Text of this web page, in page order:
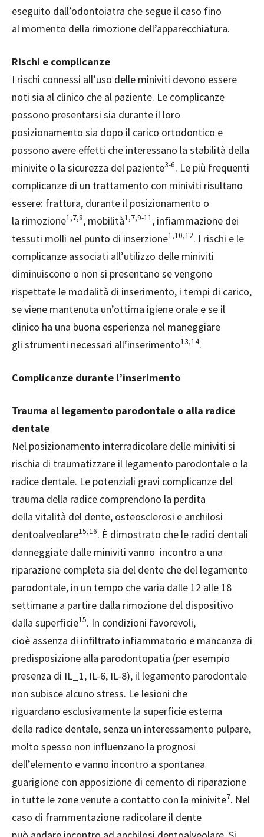
eseguito dall’odontoiatra che segue il caso fino
al momento della rimozione dell’apparecchiatura.
Rischi e complicanze
I rischi connessi all’uso delle miniviti devono essere
noti sia al clinico che al paziente. Le complicanze
possono presentarsi sia durante il loro
posizionamento sia dopo il carico ortodontico e
possono avere effetti che interessano la stabilità della
minivite o la sicurezza del paziente3-6. Le più frequenti
complicanze di un trattamento con miniviti risultano
essere: frattura, durante il posizionamento o
la rimozione1,7,8, mobilità1,7,9-11, infiammazione dei
tessuti molli nel punto di inserzione1,10,12. I rischi e le
complicanze associati all’utilizzo delle miniviti
diminuiscono o non si presentano se vengono
rispettate le modalità di inserimento, i tempi di carico,
se viene mantenuta un’ottima igiene orale e se il
clinico ha una buona esperienza nel maneggiare
gli strumenti necessari all’inserimento13,14.
Complicanze durante l’inserimento
Trauma al legamento parodontale o alla radice
dentale
Nel posizionamento interradicolare delle miniviti si
rischia di traumatizzare il legamento parodontale o la
radice dentale. Le potenziali gravi complicanze del
trauma della radice comprendono la perdita
della vitalità del dente, osteosclerosi e anchilosi
dentoalveolare15,16. È dimostrato che le radici dentali
danneggiate dalle miniviti vanno incontro a una
riparazione completa sia del dente che del legamento
parodontale, in un tempo che varia dalle 12 alle 18
settimane a partire dalla rimozione del dispositivo
dalla superficie15. In condizioni favorevoli,
cioè assenza di infiltrato infiammatorio e mancanza di
predisposizione alla parodontopatia (per esempio
presenza di IL_1, IL-6, IL-8), il legamento parodontale
non subisce alcuno stress. Le lesioni che
riguardano esclusivamente la superficie esterna
della radice dentale, senza un interessamento pulpare,
molto spesso non influenzano la prognosi
dell’elemento e vanno incontro a spontanea
guarigione con apposizione di cemento di riparazione
in tutte le zone venute a contatto con la minivite7. Nel
caso di frammentazione radicolare il dente